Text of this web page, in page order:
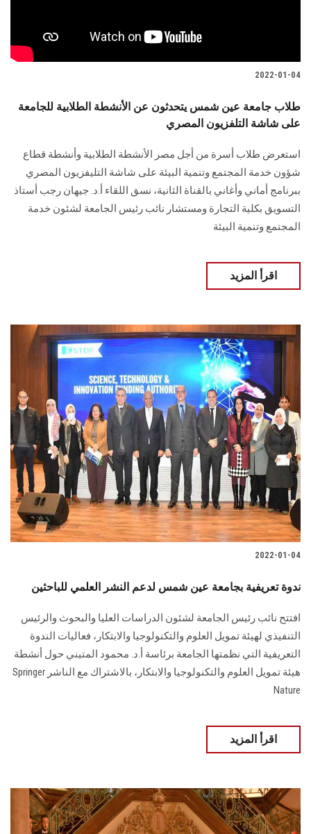
2022-01-04
طلاب جامعة عين شمس يتحدثون عن الأنشطة الطلابية للجامعة
على شاشة التلفزيون المصري
استعرض طلاب أسرة من أجل مصر الأنشطة الطلابية وأنشطة قطاع
شؤون خدمة المجتمع وتنمية البيئة على شاشة التليفزيون المصري
ببرنامج أماني وأغاني بالقناة الثانية، نسق اللقاء أ.د. جيهان رجب أستاذ
التسويق بكلية التجارة ومستشار نائب رئيس الجامعة لشئون خدمة
المجتمع وتنمية البيئة
اقرأ المزيد
2022-01-04
ندوة تعريفية بجامعة عين شمس لدعم النشر العلمي للباحثين
افتتح نائب رئيس الجامعة لشئون الدراسات العليا والبحوث والرئيس
التنفيذي لهيئة تمويل العلوم والتكنولوجيا والابتكار، فعاليات الندوة
التعريفية التي نظمتها الجامعة برئاسة أ.د. محمود المتيني حول أنشطة
هيئة تمويل العلوم والتكنولوجيا والابتكار، بالاشتراك مع الناشر Springer
Nature
اقرأ المزيد